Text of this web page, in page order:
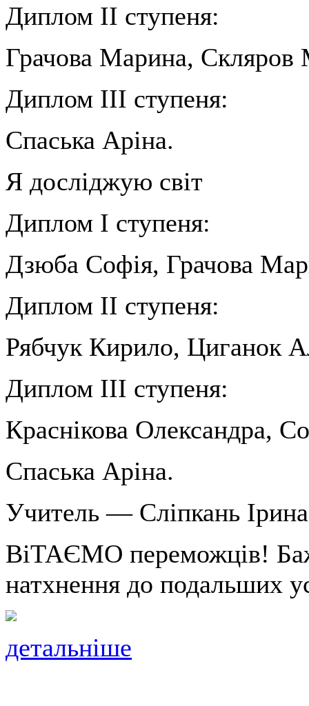
Диплом ІІ ступеня:
Грачова Марина, Скляров
Диплом ІІІ ступеня:
Спаська Аріна.
Я досліджую світ
Диплом І ступеня:
Дзюба Софія, Грачова
Диплом ІІ ступеня:
Рябчук Кирило, Циганок
Диплом ІІІ ступеня:
Краснікова Олександра,
Спаська Аріна.
Учитель — Сліпкань
ВіТАЄМО переможців!
натхнення до подальших
детальніше